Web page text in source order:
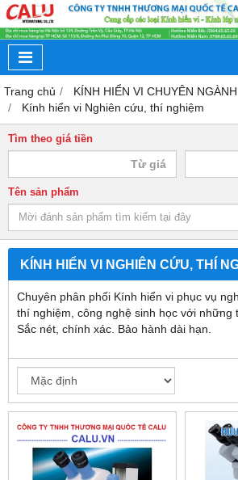
Trang chủ
KÍNH HIỂN VI CHUYÊN NGÀNH
Kính hiển vi Nghiên cứu, thí nghiệm
Tìm theo giá tiền
Tên sản phẩm
KÍNH HIỂN VI NGHIÊN CỨU, THÍ
Chuyên phân phối Kính hiển vi phục vụ
thí nghiệm, công nghệ sinh học với những
Sắc nét, chính xác. Bảo hành dài hạn.